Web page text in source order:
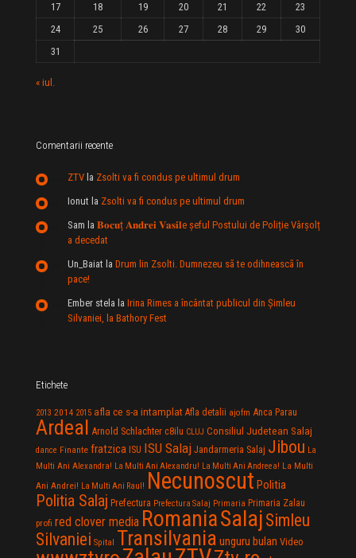
17
18 19 20 21 22
23
24
25 26 27 28 29
30
31
« iul.
Comentarii recente
ZTV la Zsolti va fi condus pe ultimul drum
Ionut la Zsolti va fi condus pe ultimul drum
Sam la 𝐁𝐨𝐜𝐮ț 𝐀𝐧𝐝𝐫𝐞𝐢 𝐕𝐚𝐬𝐢𝐥e şeful Postului de Poliție Vârșolț
a decedat
Un_Baiat la Drum lin Zsolti. Dumnezeu sã te odihneascã în
pace!
Ember stela la Irina Rimes a încântat publicul din Şimleu
Silvaniei, la Bathory Fest
Etichete
2013 2014 2015 afla ce s-a intamplat Afla detalii ajofm Anca Parau
Ardeal Arnold Schlachter c8ilu CLUJ Consiliul Judetean Salaj
dance Finante fratzica ISU ISU Salaj Jandarmeria Salaj Jibou La
Multi Ani Alexandra! La Multi Ani Alexandru! La Multi Ani Andreea! La Multi
Ani Andrei! La Multi Ani Raul! Necunoscut Politia
Politia Salaj Prefectura Prefectura Salaj Primaria Primaria Zalau
profi red clover media RomaniaSalaj Simleu
Silvaniei Spital Transilvania unguru bulan Video